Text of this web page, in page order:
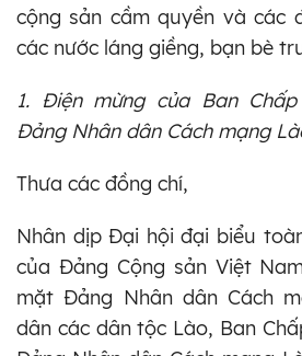
cộng sản cầm quyền và các
các nước láng giềng, bạn bè
1. Điện mừng của Ban
Đảng Nhân dân Cách mạng
Thưa các đồng chí,
Nhân dịp Đại hội đại biểu
của Đảng Cộng sản Việt
mặt Đảng Nhân dân Cách
dân các dân tộc Lào, Ban